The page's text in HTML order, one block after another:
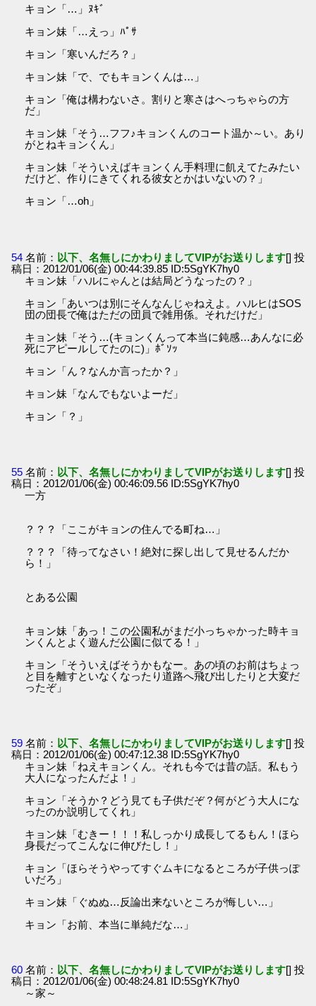
キョン「…」ﾇｷﾞ
キョン妹「…えっ」ﾊﾟｻ
キョン「寒いんだろ？」
キョン妹「で、でもキョンくんは…」
キョン「俺は構わないさ。割りと寒さはへっちゃらの方
だ」
キョン妹「そう…フフ♪キョンくんのコート温か～い。あり
がとねキョンくん」
キョン妹「そういえばキョンくん手料理に飢えてたみたい
だけど、作りにきてくれる彼女とかはいないの？」
キョン「…oh」
54 名前： 以下、名無しにかわりましてVIPがお送りします[] 投
稿日：2012/01/06(金) 00:44:39.85 ID:5SgYK7hy0
キョン妹「ハルにゃんとは結局どうなったの？」
キョン「あいつは別にそんなんじゃねえよ。ハルヒはSOS
団の団長で俺はただの団員で雑用係。それだけだ」
キョン妹「そう…(キョンくんって本当に鈍感…あんなに必
死にアピールしてたのに)」ﾎﾞｿｯ
キョン「ん？なんか言ったか？」
キョン妹「なんでもないよーだ」
キョン「？」
55 名前： 以下、名無しにかわりましてVIPがお送りします[] 投
稿日：2012/01/06(金) 00:46:09.56 ID:5SgYK7hy0
一方
？？？「ここがキョンの住んでる町ね…」
？？？「待ってなさい！絶対に探し出して見せるんだか
ら！」
とある公園
キョン妹「あっ！この公園私がまだ小っちゃかった時キョ
ンくんとよく遊んだ公園に似てる！」
キョン「そういえばそうかもなー。あの頃のお前はちょっ
と目を離すといなくなったり道路へ飛び出したりと大変だ
ったぞ」
59 名前： 以下、名無しにかわりましてVIPがお送りします[] 投
稿日：2012/01/06(金) 00:47:12.38 ID:5SgYK7hy0
キョン妹「ねえキョンくん。それも今では昔の話。私もう
大人になったんだよ！」
キョン「そうか？どう見ても子供だぞ？何がどう大人にな
ったのか説明してくれ」
キョン妹「むきー！！！私しっかり成長してるもん！ほら
身長だってこんなに伸びたし！」
キョン「ほらそうやってすぐムキになるところが子供っぽ
いだろ」
キョン妹「ぐぬぬ…反論出来ないところが悔しい…」
キョン「お前、本当に単純だな…」
60 名前： 以下、名無しにかわりましてVIPがお送りします[] 投
稿日：2012/01/06(金) 00:48:24.81 ID:5SgYK7hy0
～家～